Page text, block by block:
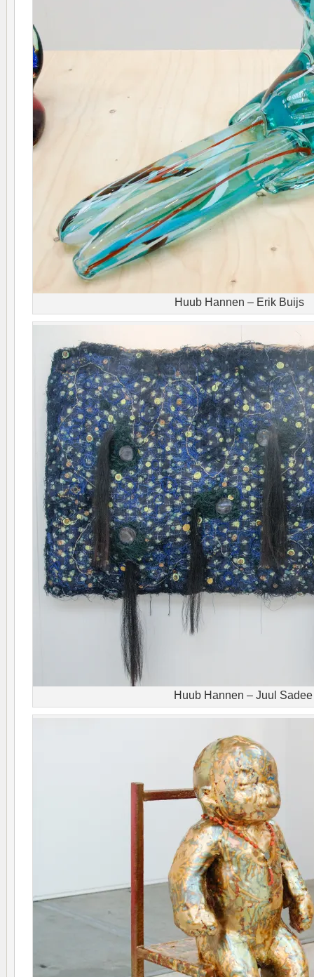
Huub Hannen – Erik Buijs
Huub Hannen – Juul Sadee